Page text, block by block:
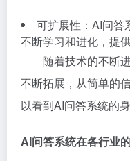
可扩展性：AI问答
不断学习和进化，提
随着技术的不断
不断拓展，从简单的
以看到AI问答系统的身
AI问答系统在各行业